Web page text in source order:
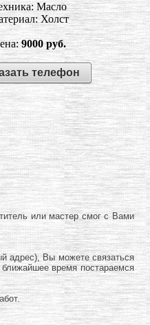
Масло
Холст
9000 руб.
телефон
или мастер смог с Вами
адрес), Вы можете связаться
время постараемся